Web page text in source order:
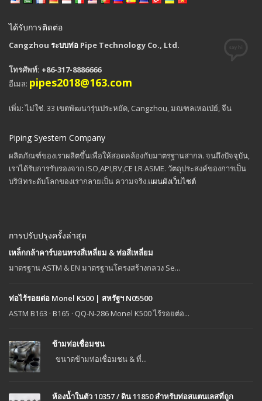
ได้รับการติดต่อ
Cangzhou ระบบท่อ Pipe Technology Co., Ltd.
โทรศัพท์: +86-317-8886666
อีเมล: pipes2018@163.com
เพิ่ม: ไม่ใช่. 33 เขตพัฒนารุ่นประหยัด, Cangzhou, มณฑลเหอเป่ย์, จีน
Piping Syestem Company
ผลิตภัณฑ์ของเราผลิตขึ้นเพื่อให้สอดคล้องกับมาตรฐานสากล. จนถึงปัจจุบัน,
เราได้รับการรับรองจาก ISO,API,BV,CE LR ASME. วัตถุประสงค์ของการเป็น
บริษัทระดับโลกของเรากลายเป็น ความจริง.แผนผังเว็บไซต์
การปรับปรุงครั้งล่าสุด
เหล็กกล้าคาร์บอนทรงสี่เหลี่ยม & ท่อสี่เหลี่ยม
มาตรฐาน ASTM & EN มาตรฐานโครงสร้างกลวง Se...
ท่อไร้รอยต่อ Monel K500 | สหรัฐฯ N05500
ASTM B163 · B165 · QQ-N-286 Monel K500 ไร้รอยต่อ...
ข้ามท่อเชื่อมชน
ขนาดข้ามท่อเชื่อมชน & ที่...
ห้องน้ำในตัว 10357 / ดิน 11850 สำหรับท่อสแตนเลสที่ถูก